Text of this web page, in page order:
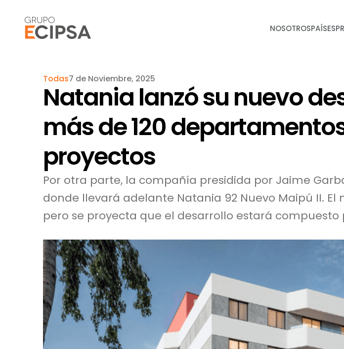
NOSOTROSPAÍSES
Todas7 de Noviembre, 2025
Natania lanzó su nuevo
más de 120
proyectos
Por otra parte, la compañía presidida por Jaime
donde llevará adelante Natania 92 Nuevo Maipú II.
pero se proyecta que el desarrollo estará compuesto